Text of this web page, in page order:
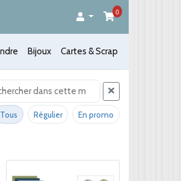
0
Bijoux Cartes & Scrap
Trier
Tous Régulier En promo